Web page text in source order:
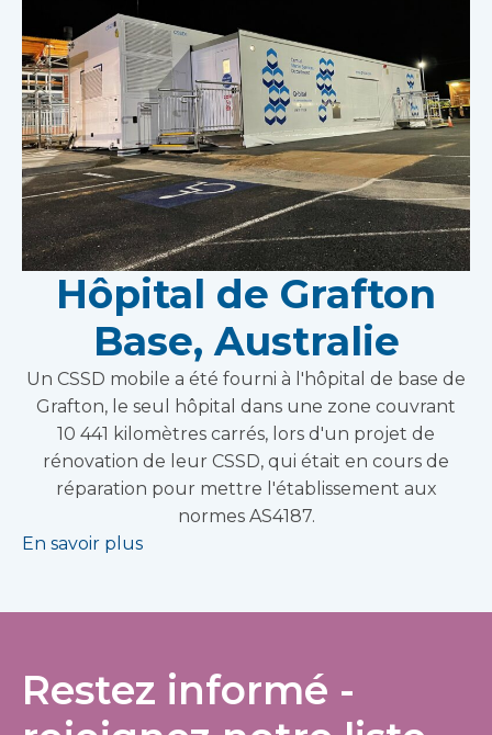
Hôpital de Grafton
Base, Australie
Un CSSD mobile a été fourni à l'hôpital de base de
Grafton, le seul hôpital dans une zone couvrant
10 441 kilomètres carrés, lors d'un projet de
rénovation de leur CSSD, qui était en cours de
réparation pour mettre l'établissement aux
normes AS4187.
En savoir plus
Restez informé -